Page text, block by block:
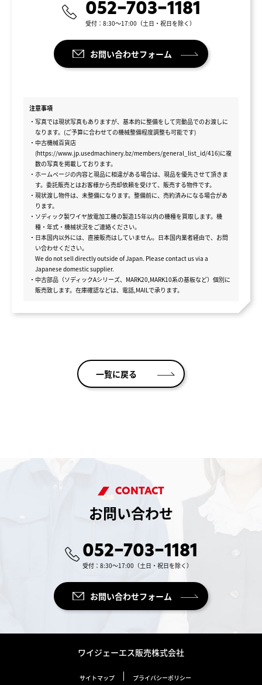
052-703-1181
受付：8:30～17:00（土日・祝日を除く）
お問い合わせフォーム
注意事項
・写真では現状写真もありますが、基本的に整備をして完動品でのお渡しに
なります。(ご予算に合わせての機械整備程度調整も可能です)
・中古機械百貨店
(https://www.jp.usedmachinery.bz/members/general_list_id/416)に複
数の写真を掲載しております。
・ホームページの内容と現品に相違がある場合は、現品を優先させて頂きま
す。委託販売とはお客様から売却依頼を受けて、販売する物件です。
・現状渡し物件は、未整備になります。整備前に、売約済みになる場合があ
ります。
・ソディック製ワイヤ放電加工機の製造15年以内の機種を買取します。機
種・年式・機械状況をご連絡ください。
・日本国内以外には、直接販売はしていません。日本国内業者経由で、お問
い合わせください。
We do not sell directly outside of Japan. Please contact us via a
Japanese domestic supplier.
・中古部品（ソディックAシリーズ、MARK20,MARK10系の基板など）個別に
販売致します。在庫確認などは、電話,MAILで承ります。
一覧に戻る
CONTACT
お問い合わせ
052-703-1181
受付：8:30～17:00（土日・祝日を除く）
お問い合わせフォーム
ワイジェーエス販売株式会社
サイトマップ
プライバシーポリシー